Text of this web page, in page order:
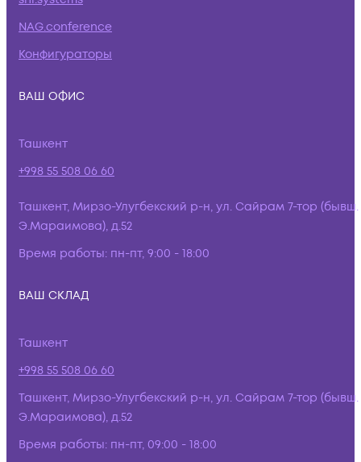
NAG.conference
Конфигураторы
ВАШ ОФИС
Ташкент
+998 55 508 06 60
Ташкент, Мирзо-Улугбекский р-н, ул. Сайрам 7-тор (бывш.
Э.Мараимова), д.52
Время работы: пн-пт, 9:00 - 18:00
ВАШ СКЛАД
Ташкент
+998 55 508 06 60
Ташкент, Мирзо-Улугбекский р-н, ул. Сайрам 7-тор (бывш.
Э.Мараимова), д.52
Время работы: пн-пт, 09:00 - 18:00